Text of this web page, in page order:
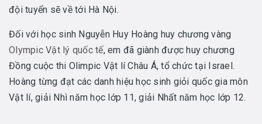
đội tuyển sẽ về tới Hà Nội.
Đối với học sinh Nguyễn Huy Hoàng huy chương vàng
Olympic Vật lý quốc tế, em đã giành được huy chương
Đồng cuộc thi Olimpic Vật lí Châu Á, tổ chức tại Israel.
Hoàng từng đạt các danh hiệu học sinh giỏi quốc gia môn
Vật lí, giải Nhì năm học lớp 11, giải Nhất năm học lớp 12.